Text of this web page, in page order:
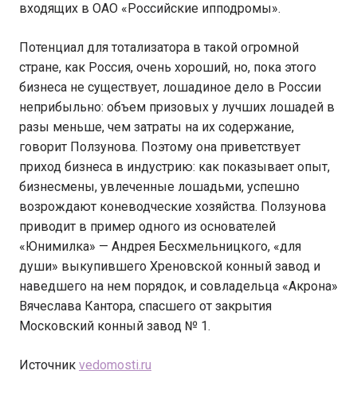
входящих в ОАО «Российские ипподромы».
Потенциал для тотализатора в такой огромной
стране, как Россия, очень хороший, но, пока этого
бизнеса не существует, лошадиное дело в России
неприбыльно: объем призовых у лучших лошадей в
разы меньше, чем затраты на их содержание,
говорит Ползунова. Поэтому она приветствует
приход бизнеса в индустрию: как показывает опыт,
бизнесмены, увлеченные лошадьми, успешно
возрождают коневодческие хозяйства. Ползунова
приводит в пример одного из основателей
«Юнимилка» — Андрея Бесхмельницкого, «для
души» выкупившего Хреновской конный завод и
наведшего на нем порядок, и совладельца «Акрона»
Вячеслава Кантора, спасшего от закрытия
Московский конный завод № 1.
Источник vedomosti.ru